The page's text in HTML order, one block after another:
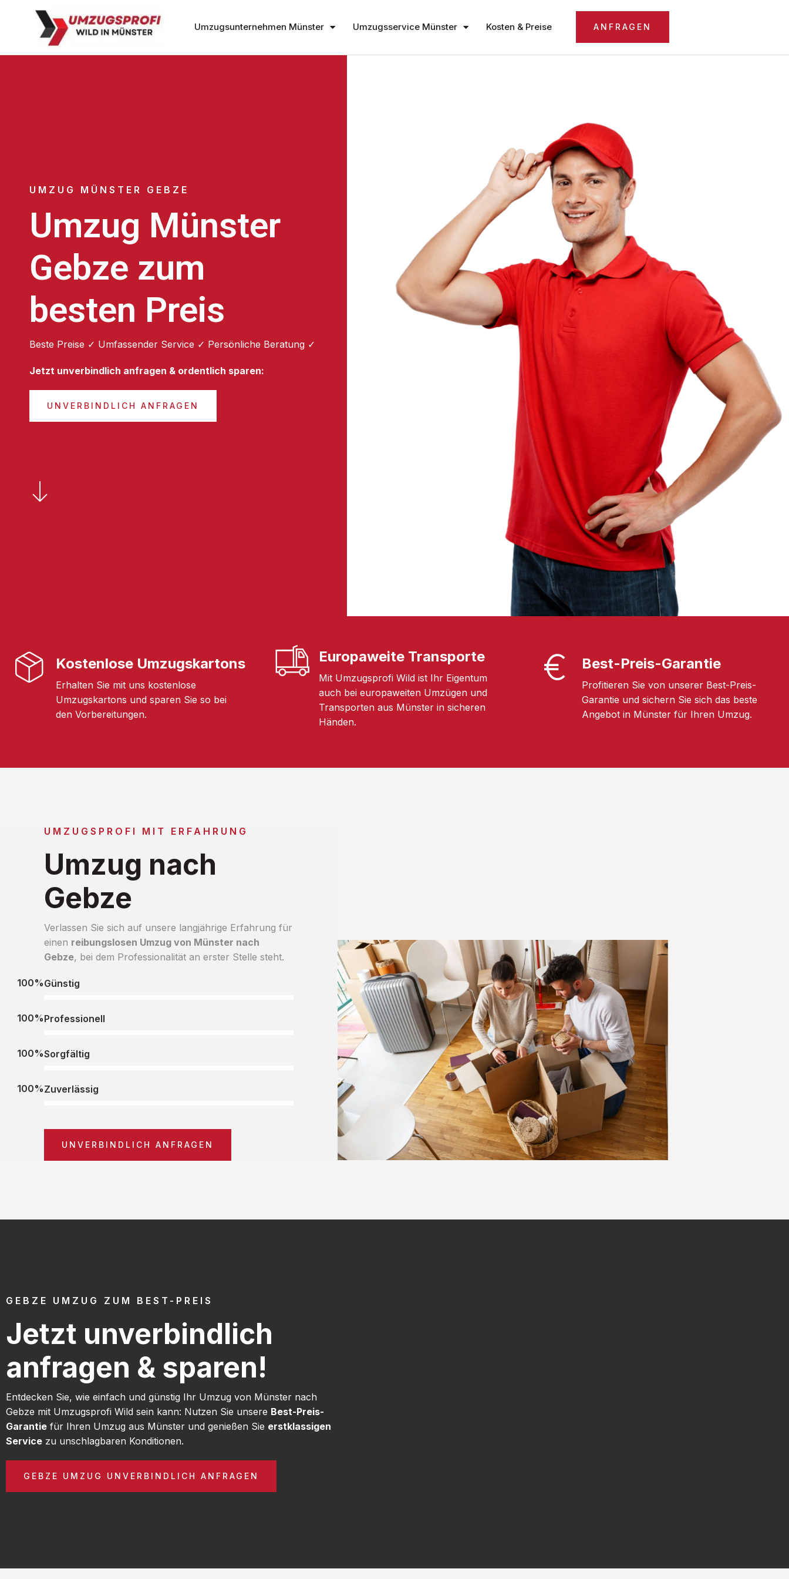
Umzugsunternehmen Münster Umzugsservice Münster Kosten & Preise ANFRAGEN
UMZUG MÜNSTER GEBZE
Umzug Münster
Gebze zum
besten Preis
Beste Preise ✓ Umfassender Service ✓ Persönliche Beratung ✓
Jetzt unverbindlich anfragen & ordentlich sparen:
UNVERBINDLICH ANFRAGEN
Kostenlose Umzugskartons
Erhalten Sie mit uns kostenlose
Umzugskartons und sparen Sie so bei
den Vorbereitungen.
Europaweite Transporte
Mit Umzugsprofi Wild ist Ihr Eigentum
auch bei europaweiten Umzügen und
Transporten aus Münster in sicheren
Händen.
Best-Preis-Garantie
Profitieren Sie von unserer Best-Preis-
Garantie und sichern Sie sich das beste
Angebot in Münster für Ihren Umzug.
UMZUGSPROFI MIT ERFAHRUNG
Umzug nach
Gebze
Verlassen Sie sich auf unsere langjährige Erfahrung für
einen reibungslosen Umzug von Münster nach
Gebze, bei dem Professionalität an erster Stelle steht.
Günstig
100%
Professionell
100%
Sorgfältig
100%
Zuverlässig
100%
UNVERBINDLICH ANFRAGEN
GEBZE UMZUG ZUM BEST-PREIS
Jetzt unverbindlich
anfragen & sparen!
Entdecken Sie, wie einfach und günstig Ihr Umzug von Münster nach
Gebze mit Umzugsprofi Wild sein kann: Nutzen Sie unsere Best-Preis-
Garantie für Ihren Umzug aus Münster und genießen Sie erstklassigen
Service zu unschlagbaren Konditionen.
GEBZE UMZUG UNVERBINDLICH ANFRAGEN